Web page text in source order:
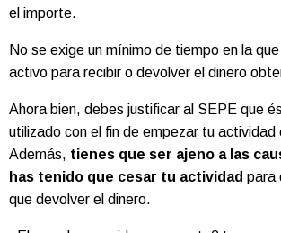
el importe.
No se exige un mínimo de tiempo en la
activo para recibir o devolver el dinero
Ahora bien, debes justificar al SEPE que
utilizado con el fin de empezar tu actividad
Además, tienes que ser ajeno a las
has tenido que cesar tu actividad para
que devolver el dinero.